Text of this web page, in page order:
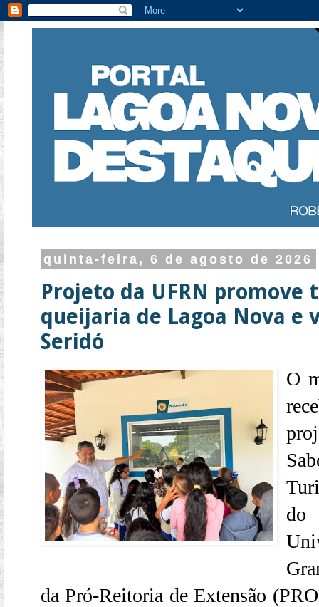
quinta-feira, 6 de agosto de 2026
Projeto da UFRN promove
queijaria de Lagoa Nova e
Seridó
O
do
da Pró-Reitoria de Extensão